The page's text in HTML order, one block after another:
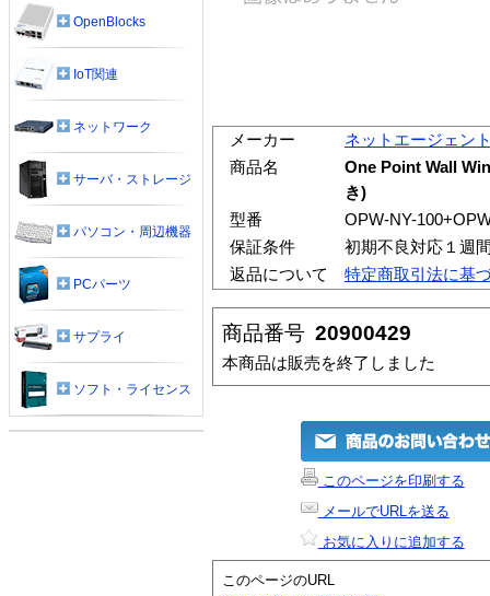
メーカー
ネットエージェン
商品名
One Point Wall
き)
型番
OPW-NY-
保証条件
初期不良対応１週
返品について
特定商取引法に基
商品番号 20900429
本商品は販売を終了しました
このページを印刷する
メールでURLを送る
お気に入りに追加する
このページのURL
OpenBlocks
IoT関連
ネットワーク
サーバ・ストレージ
パソコン・周辺機器
PCパーツ
サプライ
ソフト・ライセンス